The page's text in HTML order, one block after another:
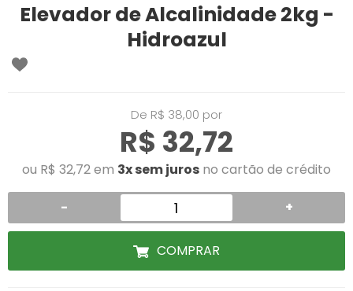
Elevador de Alcalinidade 2kg -
Hidroazul
De R$ 38,00 por
R$ 32,72
ou R$ 32,72 em 3x sem juros no cartão de crédito
- +
COMPRAR